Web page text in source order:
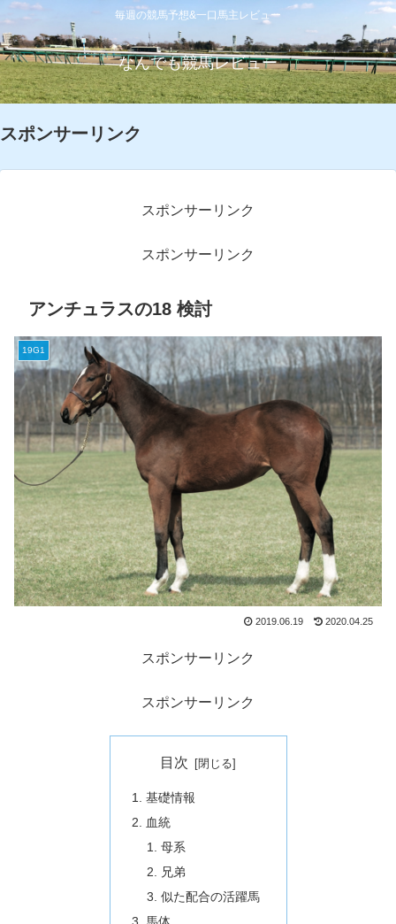
毎週の競馬予想&一口馬主レビュー
なんでも競馬レビュー
スポンサーリンク
スポンサーリンク
スポンサーリンク
アンチュラスの18 検討
19G1
2019.06.19 2020.04.25
スポンサーリンク
スポンサーリンク
目次
基礎情報
血統
母系
兄弟
似た配合の活躍馬
馬体